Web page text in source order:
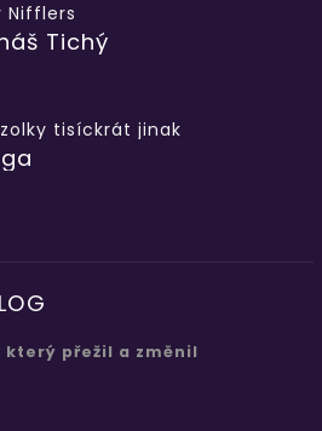
Nifflers
Tichý
tisíckrát jinak
přežil a změnil